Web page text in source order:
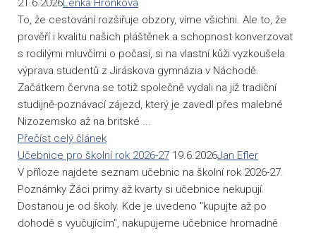
21.6.2026Lenka Hronková
To, že cestování rozšiřuje obzory, víme všichni. Ale to, že
prověří i kvalitu našich pláštěnek a schopnost konverzovat
s rodilými mluvčími o počasí, si na vlastní kůži vyzkoušela
výprava studentů z Jiráskova gymnázia v Náchodě.
Začátkem června se totiž společně vydali na již tradiční
studijně-poznávací zájezd, který je zavedl přes malebné
Nizozemsko až na britské ...
Přečíst celý článek
Učebnice pro školní rok 2026-27 19.6.2026Jan Efler
V příloze najdete seznam učebnic na školní rok 2026-27.
Poznámky Žáci primy až kvarty si učebnice nekupují.
Dostanou je od školy. Kde je uvedeno "kupujte až po
dohodě s vyučujícím", nakupujeme učebnice hromadně